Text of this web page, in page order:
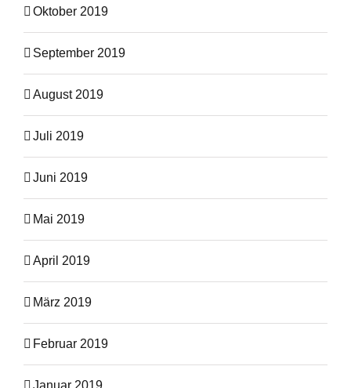
Oktober 2019
September 2019
August 2019
Juli 2019
Juni 2019
Mai 2019
April 2019
März 2019
Februar 2019